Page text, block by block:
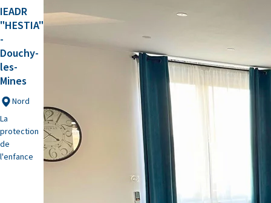
IEADR
"HESTIA"
-
Douchy-
les-
Mines
Nord
La
protection
de
l'enfance